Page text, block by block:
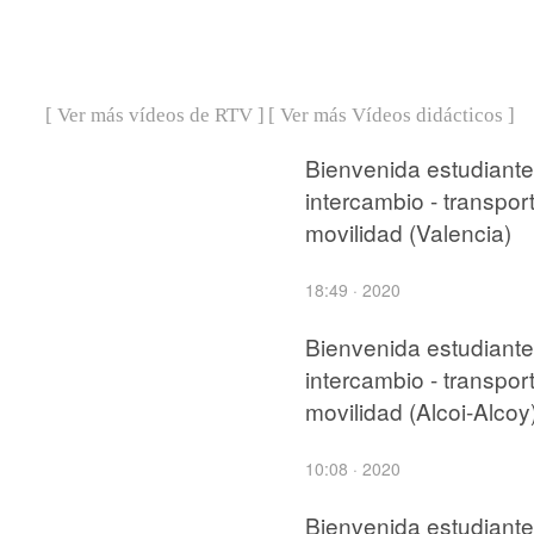
[ Ver más vídeos de RTV ] [ Ver más Vídeos didácticos ]
Bienvenida
intercambio -
movilidad (Valencia)
18:49 · 2020
Bienvenida
intercambio -
movilidad (Alcoi-
10:08 · 2020
Bienvenida